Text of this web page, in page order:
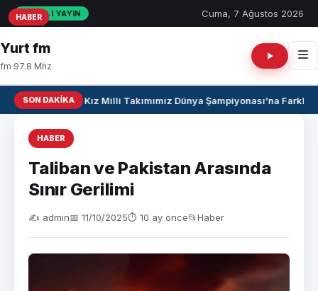
CANLI YAYIN Cuma, 7 Ağustos 2026
Yurt fm
fm 97.8 Mhz
SON DAKIKAU17 Kız Milli Takımımız Dünya Şampiyonası’na Farklı
HABER
Taliban ve Pakistan Arasında
Sınır Gerilimi
✍️ admin📅 11/10/2025⏱ 10 ay önce📂Haber
HABER
HABER
HABER